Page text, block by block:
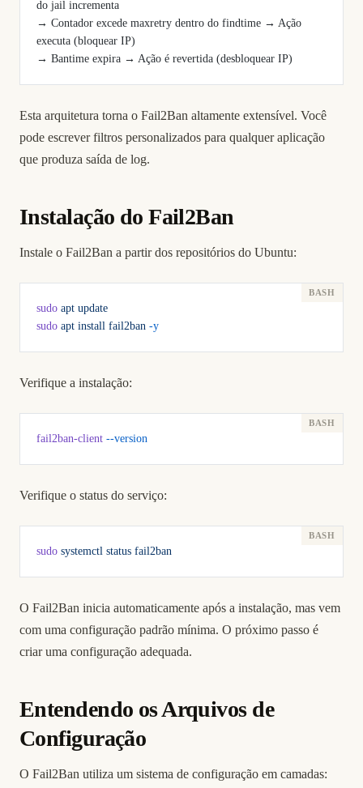
do jail incrementa
→ Contador excede maxretry dentro do findtime → Ação
executa (bloquear IP)
→ Bantime expira → Ação é revertida (desbloquear IP)
Esta arquitetura torna o Fail2Ban altamente extensível. Você
pode escrever filtros personalizados para qualquer aplicação
que produza saída de log.
Instalação do Fail2Ban
Instale o Fail2Ban a partir dos repositórios do Ubuntu:
sudo apt update
sudo apt install fail2ban -y
Verifique a instalação:
fail2ban-client --version
Verifique o status do serviço:
sudo systemctl status fail2ban
O Fail2Ban inicia automaticamente após a instalação, mas vem
com uma configuração padrão mínima. O próximo passo é
criar uma configuração adequada.
Entendendo os Arquivos de
Configuração
O Fail2Ban utiliza um sistema de configuração em camadas: